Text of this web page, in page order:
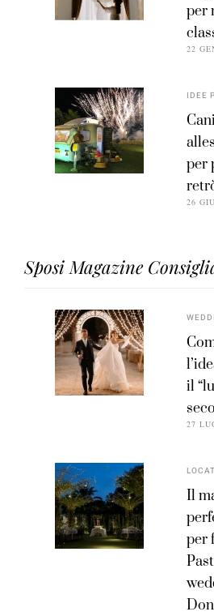
per
22
IDEE
per
26
Sposi Magazine
il
27
Il
per